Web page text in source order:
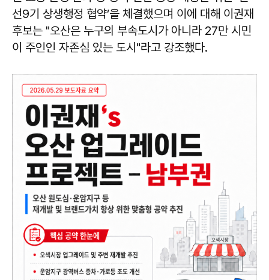
선9기 상생행정 협약’을 체결했으며 이에 대해 이권재
후보는 "오산은 누구의 부속도시가 아니라 27만 시민
이 주인인 자존심 있는 도시"라고 강조했다.